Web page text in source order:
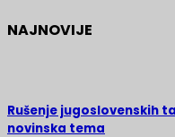
NAJNOVIJE
Rušenje jugoslovenskih
novinska tema